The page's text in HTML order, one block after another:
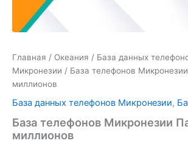
Главная / Океания / База данных
Микронезии / База телефонов
миллионов
База данных телефонов Микронезии,
База телефонов Микронезии
миллионов